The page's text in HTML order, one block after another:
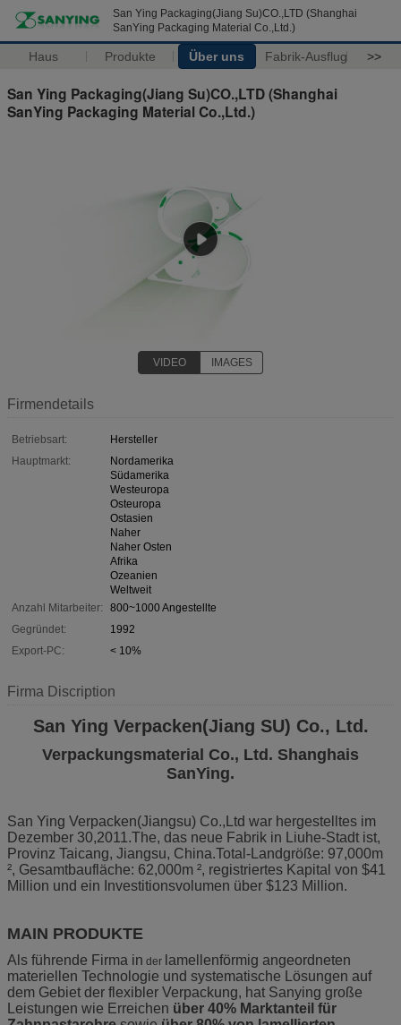
San Ying Packaging(Jiang Su)CO.,LTD (Shanghai
SanYing Packaging Material Co.,Ltd.)
Haus Produkte Über uns Fabrik-Ausflug >>
San Ying Packaging(Jiang Su)CO.,LTD (Shanghai
SanYing Packaging Material Co.,Ltd.)
VIDEO IMAGES
Firmendetails
Betriebsart:
Hersteller
Hauptmarkt:
Nordamerika
Südamerika
Westeuropa
Osteuropa
Ostasien
Naher
Naher Osten
Afrika
Ozeanien
Weltweit
Anzahl Mitarbeiter:
800~1000 Angestellte
Gegründet:
1992
Export-PC:
< 10%
Firma Discription
San Ying Verpacken(Jiang SU) Co., Ltd.
Verpackungsmaterial Co., Ltd. Shanghais
SanYing.
San Ying Verpacken(Jiangsu) Co.,Ltd war hergestelltes im
Dezember 30,2011.The, das neue Fabrik in Liuhe-Stadt ist,
Provinz Taicang, Jiangsu, China.Total-Landgröße: 97,000m
², Gesamtbaufläche: 62,000m ², registriertes Kapital von $41
Million und ein Investitionsvolumen über $123 Million.
MAIN PRODUKTE
Als führende Firma in der lamellenförmig angeordneten
materiellen Technologie und systematische Lösungen auf
dem Gebiet der flexibler Verpackung, hat Sanying große
Leistungen wie Erreichen über 40% Marktanteil für